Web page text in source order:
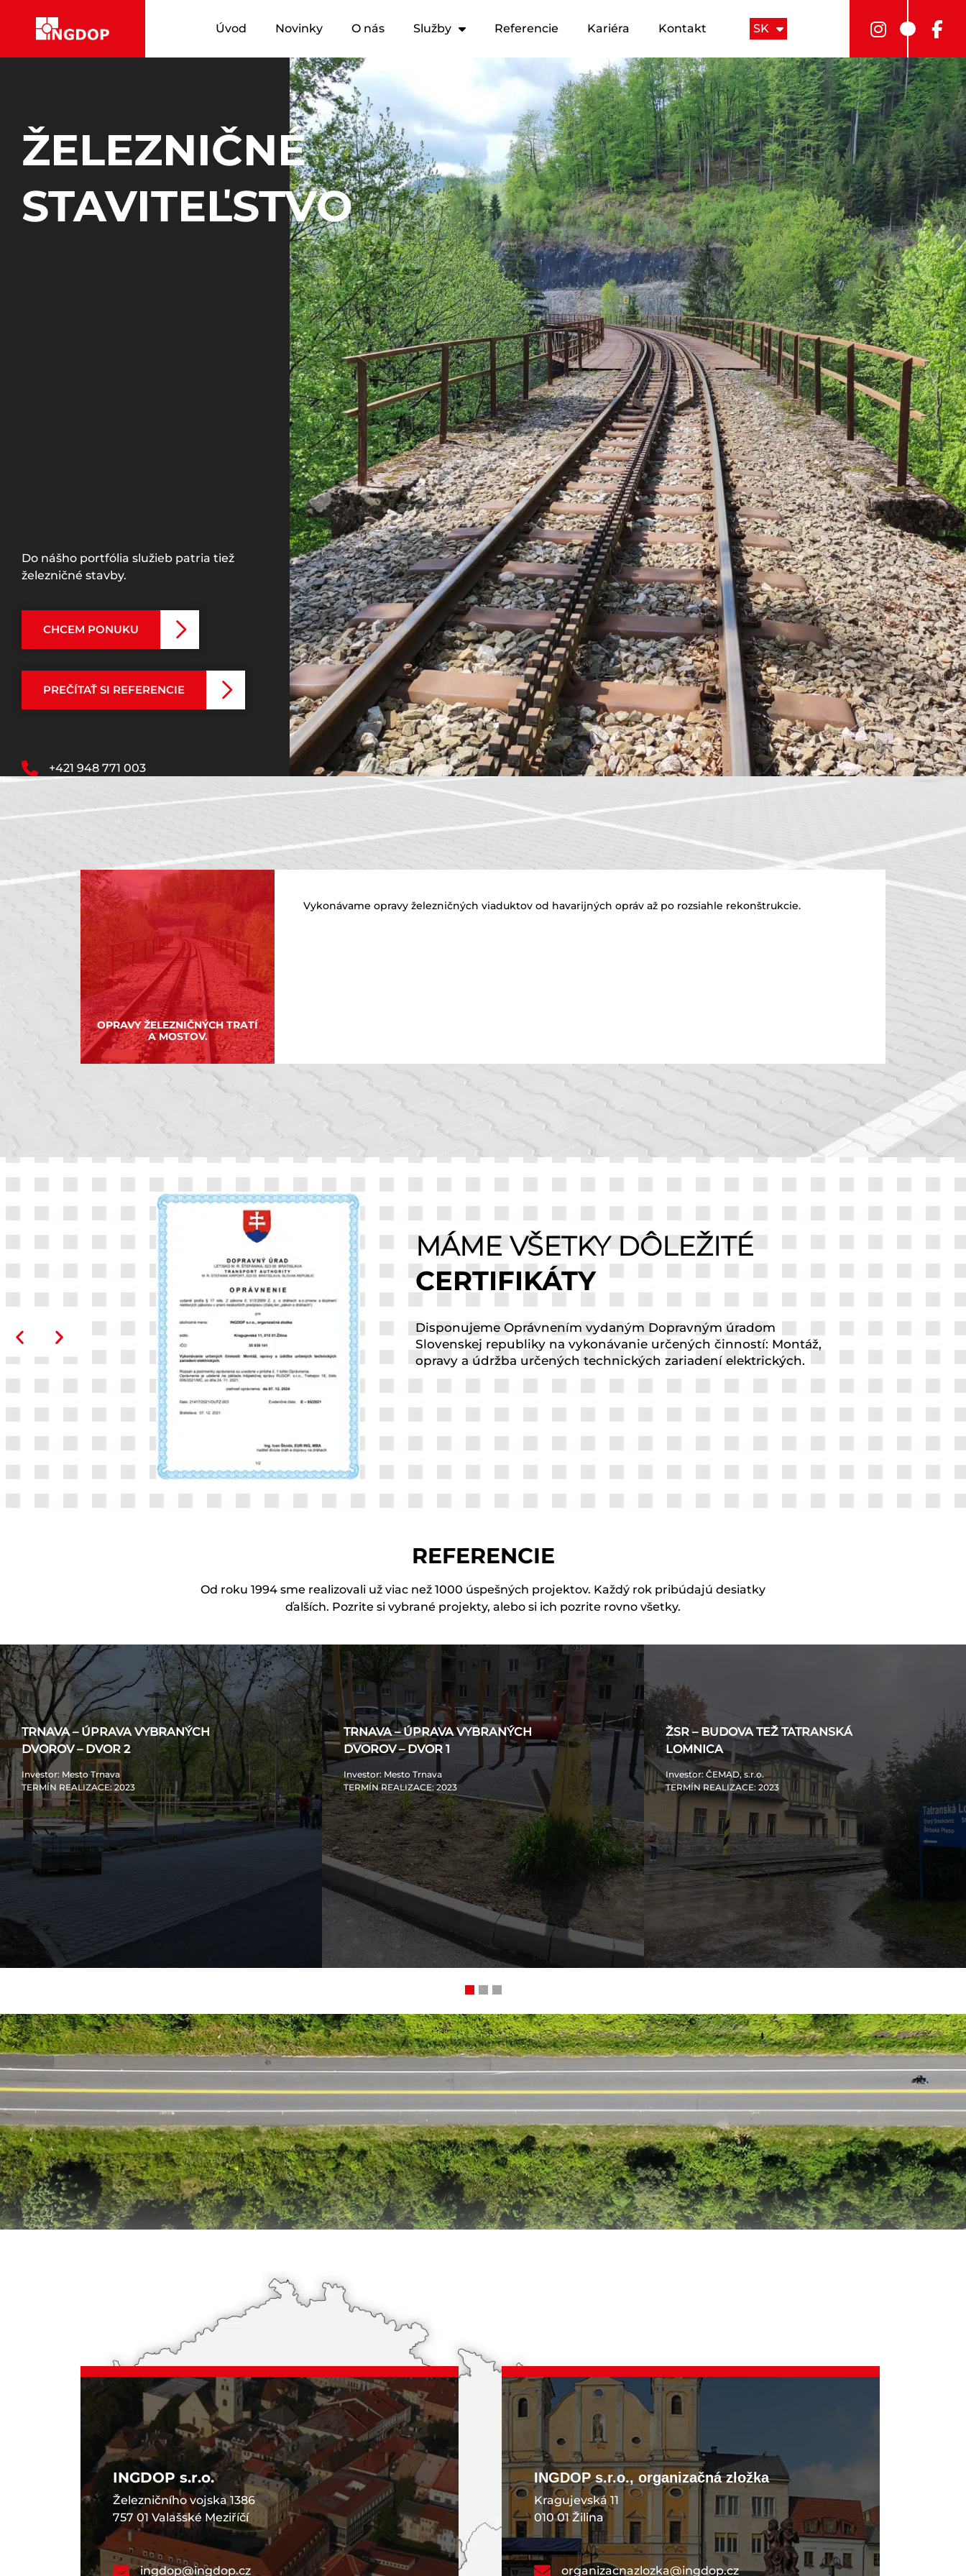
Úvod Novinky O nás Služby Referencie Kariéra Kontakt SK
ŽELEZNIČNÉ
STAVITEĽSTVO
Do nášho portfólia služieb patria tiež
železničné stavby.
CHCEM PONUKU
PREČÍTAŤ SI REFERENCIE
+421 948 771 003
organizacnazlozka@ingdop.cz
OPRAVY ŽELEZNIČNÝCH TRATÍ
A MOSTOV.
Vykonávame opravy železničných viaduktov od havarijných opráv až po rozsiahle rekonštrukcie.
MÁME VŠETKY DÔLEŽITÉ
CERTIFIKÁTY
Disponujeme Oprávnením vydaným Dopravným úradom
Slovenskej republiky na vykonávanie určených činností: Montáž,
opravy a údržba určených technických zariadení elektrických.
REFERENCIE
Od roku 1994 sme realizovali už viac než 1000 úspešných projektov. Každý rok pribúdajú desiatky
ďalších. Pozrite si vybrané projekty, alebo si ich pozrite rovno všetky.
TRNAVA – ÚPRAVA VYBRANÝCH
DVOROV – DVOR 2
Investor: Mesto Trnava
TERMÍN REALIZACE: 2023
TRNAVA – ÚPRAVA VYBRANÝCH
DVOROV – DVOR 1
Investor: Mesto Trnava
TERMÍN REALIZACE: 2023
ŽSR – BUDOVA TEŽ TATRANSKÁ
LOMNICA
Investor: ČEMAD, s.r.o.
TERMÍN REALIZACE: 2023
INGDOP s.r.o.
Železničního vojska 1386
757 01 Valašské Meziříčí
ingdop@ingdop.cz
INGDOP s.r.o., organizačná zložka
Kragujevská 11
010 01 Žilina
organizacnazlozka@ingdop.cz